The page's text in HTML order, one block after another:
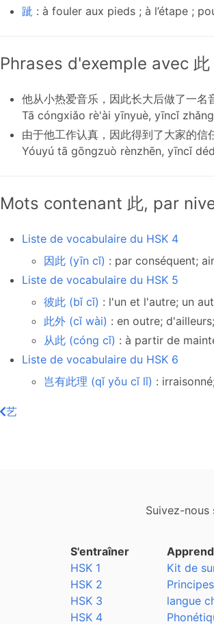
跐 : à fouler aux pieds ; à l’étape ;
Phrases d'exemple avec 此
他从小热爱音乐，因此长大后做了一名
Tā cóngxiǎo rè'ài yīnyuè, yīncǐ
由于他工作认真，因此得到了大家的信
Yóuyú tā gōngzuò rènzhēn, yīncǐ
Mots contenant 此, par
Liste de vocabulaire du HSK 4
因此 (yīn cǐ) : par conséquent;
Liste de vocabulaire du HSK 5
彼此 (bǐ cǐ) : l'un et l'autre; un
此外 (cǐ wài) : en outre;
从此 (cóng cǐ) : à partir de
Liste de vocabulaire du HSK 6
岂有此理 (qǐ yǒu cǐ lǐ) :
艺
Suivez-nous
S'entraîner
HSK 1
HSK 2
HSK 3
HSK 4
Kit de
langue